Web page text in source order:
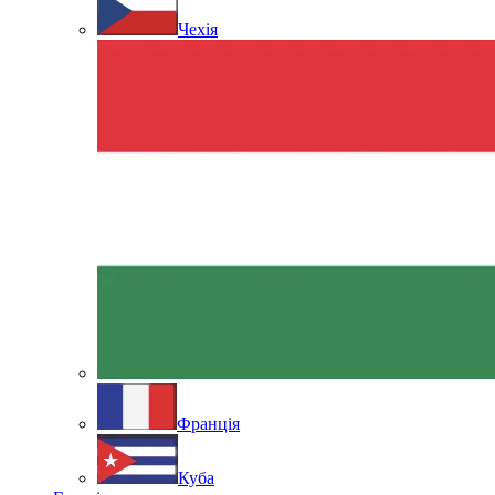
Чехія
Франція
Куба